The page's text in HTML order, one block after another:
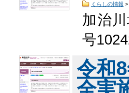
くらしの情報 >
加治
号
令和